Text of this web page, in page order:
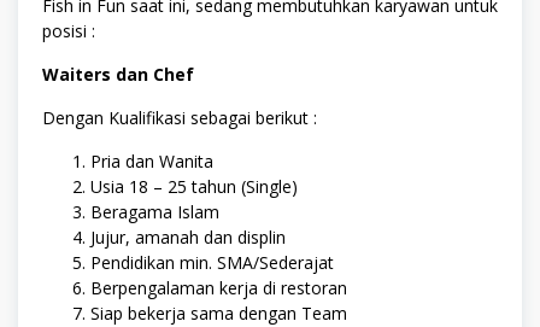
Fish in Fun saat ini, sedang membutuhkan karyawan untuk
posisi :
Waiters dan Chef
Dengan Kualifikasi sebagai berikut :
Pria dan Wanita
Usia 18 – 25 tahun (Single)
Beragama Islam
Jujur, amanah dan displin
Pendidikan min. SMA/Sederajat
Berpengalaman kerja di restoran
Siap bekerja sama dengan Team